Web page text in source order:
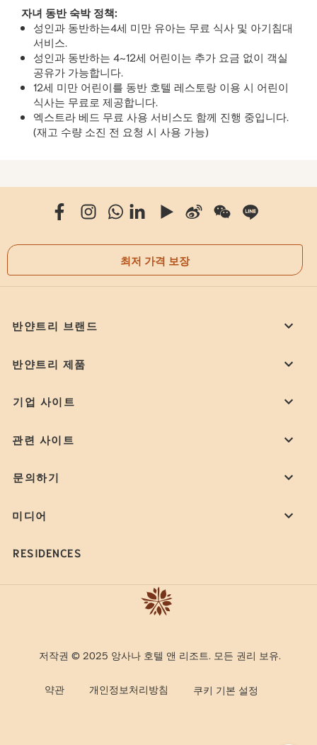
자녀 동반 숙박 정책:
성인과 동반하는4세 미만 유아는 무료 식사 및 아기침대
서비스.
성인과 동반하는 4~12세 어린이는 추가 요금 없이 객실
공유가 가능합니다.
12세 미만 어린이를 동반 호텔 레스토랑 이용 시 어린이
식사는 무료로 제공합니다.
엑스트라 베드 무료 사용 서비스도 함께 진행 중입니다.
(재고 수량 소진 전 요청 시 사용 가능)
최저 가격 보장
반얀트리 브랜드
반얀트리 제품
기업 사이트
관련 사이트
문의하기
미디어
RESIDENCES
저작권 © 2025 앙사나 호텔 앤 리조트. 모든 권리 보유.
약관 개인정보처리방침 쿠키 기본 설정